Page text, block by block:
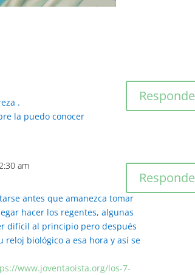
.
la puedo conocer
am
antes que amanezca tomar
hacer los regentes, algunas
difícil al principio pero después
reloj biológico a esa hora y así se
www.joventaoista.org/los-7-